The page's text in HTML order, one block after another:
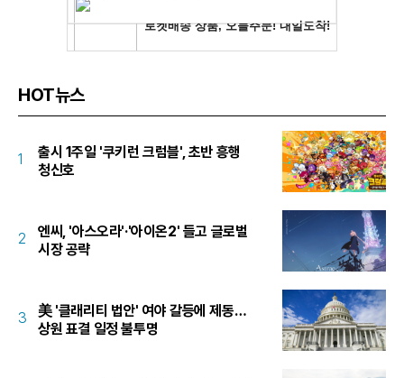
HOT뉴스
1
출시 1주일 '쿠키런 크럼블', 초반 흥행
청신호
2
엔씨, '아스오라'·'아이온2' 들고 글로벌
시장 공략
3
美 '클래리티 법안' 여야 갈등에 제동…
상원 표결 일정 불투명